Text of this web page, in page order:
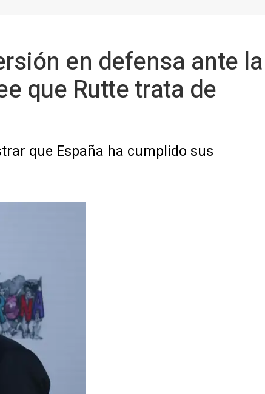
en defensa ante la
que Rutte trata de
que España ha cumplido sus